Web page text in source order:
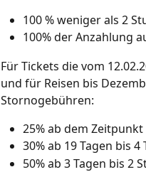
100 % weniger als 2
100% der Anzahlung
Für Tickets die vom
und für Reisen bis
Stornogebühren:
25% ab dem
30% ab 19 Tagen bis
50% ab 3 Tagen bis 2